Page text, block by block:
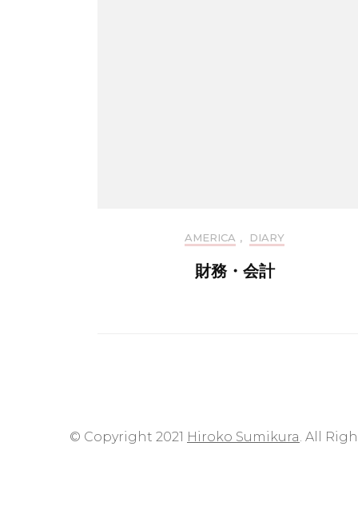
AMERICA , DIARY
財務・会計
© Copyright 2021 Hiroko Sumikura. All